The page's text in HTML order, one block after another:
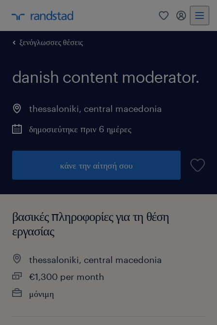
0 my
ξενόγλωσσες θέσεις
danish content moderator.
thessaloniki, central macedonia
δημοσιεύτηκε πριν 6 ημέρες
κάνε την αίτησή σου
βασικές πληροφορίες για τη θέση
εργασίας
thessaloniki, central macedonia
€1,300 per month
μόνιμη